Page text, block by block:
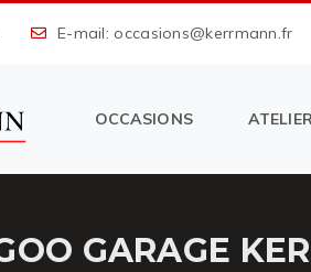
E-mail: occasions@kerrmann.fr
OCCASIONS ATELIER
GARAGE